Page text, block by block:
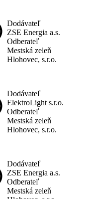
Dodávateľ
ZSE Energia a.s.
Odberateľ
Mestská zeleň
Hlohovec, s.r.o.
Dodávateľ
ElektroLight s.r.o.
Odberateľ
Mestská zeleň
Hlohovec, s.r.o.
Dodávateľ
ZSE Energia a.s.
Odberateľ
Mestská zeleň